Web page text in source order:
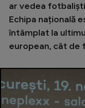
ar vedea
Echipa națională
întâmplat la
european, cât de